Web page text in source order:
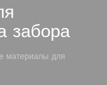
забора
материалы для